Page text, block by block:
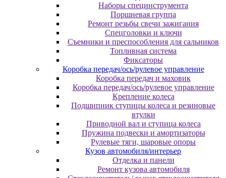
Наборы специнструмента
Поршневая группа
Ремонт резьбы свечи зажигания
Спецголовки и ключи
Съемники и преспособления для сальников
Топливная система
Фиксаторы
Коробка передач/ось/рулевое управление
Коробка передач и маховик
Коробка передач/ось/рулевое управление
Крепление колеса
Подшипник ступицы колеса и резиновые
втулки
Приводной вал и ступица колеса
Пружина подвески и амортизаторы
Рулевые тяги, шаровые опоры
Кузов автомобиля/интерьер
Отделка и панели
Ремонт кузова автомобиля